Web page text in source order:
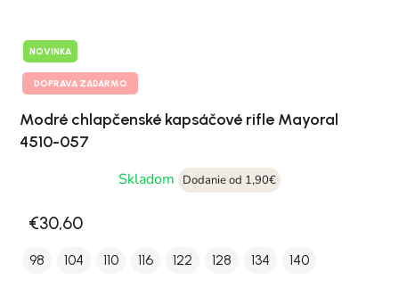
NOVINKA
DOPRAVA ZADARMO
Modré chlapčenské kapsáčové rifle Mayoral
4510-057
Skladom
Dodanie od 1,90€
€30,60
98 104 110 116 122 128 134 140